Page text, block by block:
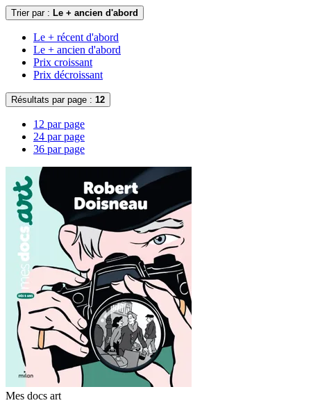
Trier par : Le + ancien d'abord
Le + récent d'abord
Le + ancien d'abord
Prix croissant
Prix décroissant
Résultats par page : 12
12 par page
24 par page
36 par page
Mes docs art